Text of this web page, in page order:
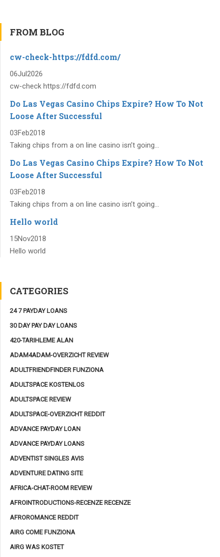
FROM BLOG
cw-check-https://fdfd.com/
06Jul2026
cw-check https://fdfd.com
Do Las Vegas Casino Chips Expire? How To Not
Loose After Successful
03Feb2018
Taking chips from a on line casino isn’t going...
Do Las Vegas Casino Chips Expire? How To Not
Loose After Successful
03Feb2018
Taking chips from a on line casino isn’t going...
Hello world
15Nov2018
Hello world
CATEGORIES
24 7 PAYDAY LOANS
30 DAY PAY DAY LOANS
420-TARIHLEME ALAN
ADAM4ADAM-OVERZICHT REVIEW
ADULTFRIENDFINDER FUNZIONA
ADULTSPACE KOSTENLOS
ADULTSPACE REVIEW
ADULTSPACE-OVERZICHT REDDIT
ADVANCE PAYDAY LOAN
ADVANCE PAYDAY LOANS
ADVENTIST SINGLES AVIS
ADVENTURE DATING SITE
AFRICA-CHAT-ROOM REVIEW
AFROINTRODUCTIONS-RECENZE RECENZE
AFROROMANCE REDDIT
AIRG COME FUNZIONA
AIRG WAS KOSTET